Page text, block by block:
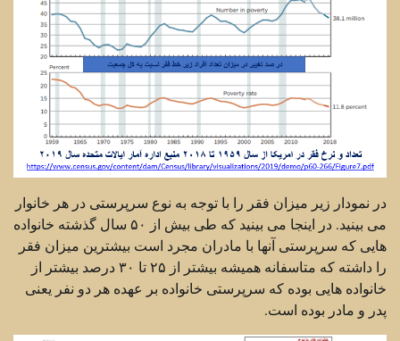
در نمودار زیر میزان فقر را با توجه به نوع سرپرستی در هر خانوار
می بینید. در اینجا می بینید که طی بیش از ۵۰ سال گذشته خانواده
هایی که سرپرستی آنها با مادران مجرد است بیشترین میزان فقر
را داشته که متاسفانه همیشه بیشتر از ۲۵ تا ۳۰ درصد بیشتر از
خانواده هایی بوده که سرپرستی خانواده بر عهده هر دو نفر یعنی
پدر و مادر بوده است.